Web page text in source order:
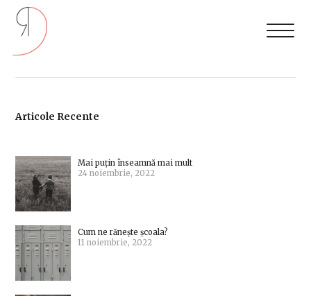
Articole Recente
Mai puțin înseamnă mai mult
24 noiembrie, 2022
Cum ne rănește școala?
11 noiembrie, 2022